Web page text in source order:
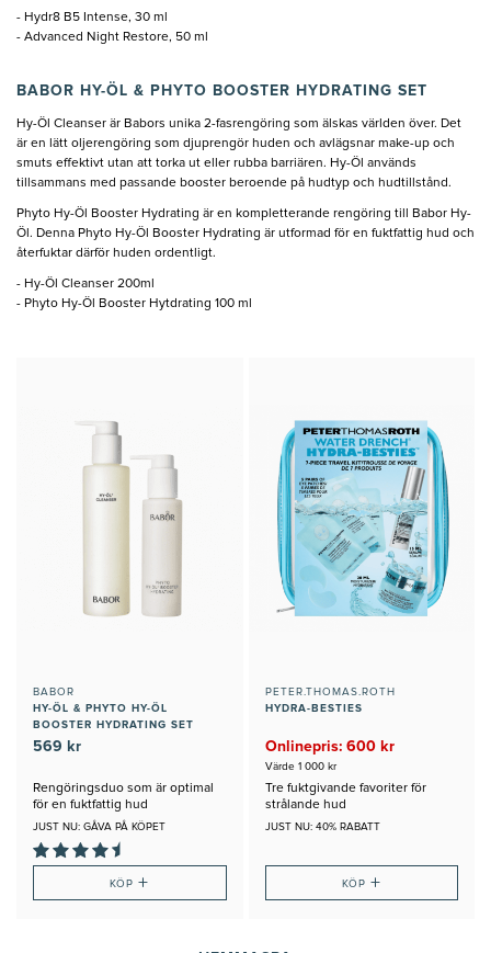
- Hydr8 B5 Intense, 30 ml
- Advanced Night Restore, 50 ml
BABOR HY-ÖL & PHYTO BOOSTER HYDRATING SET
Hy-Öl Cleanser är Babors unika 2-fasrengöring som älskas världen över. Det
är en lätt oljerengöring som djuprengör huden och avlägsnar make-up och
smuts effektivt utan att torka ut eller rubba barriären. Hy-Öl används
tillsammans med passande booster beroende på hudtyp och hudtillstånd.
Phyto Hy-Öl Booster Hydrating är en kompletterande rengöring till Babor Hy-
Öl. Denna Phyto Hy-Öl Booster Hydrating är utformad för en fuktfattig hud och
återfuktar därför huden ordentligt.
- Hy-Öl Cleanser 200ml
- Phyto Hy-Öl Booster Hytdrating 100 ml
BABOR
HY-ÖL & PHYTO HY-ÖL
BOOSTER HYDRATING SET
569 kr
Rengöringsduo som är optimal
för en fuktfattig hud
JUST NU: GÅVA PÅ KÖPET
KÖP+
PETER.THOMAS.ROTH
HYDRA-BESTIES
Onlinepris: 600 kr
Värde 1 000 kr
Tre fuktgivande favoriter för
strålande hud
JUST NU: 40% RABATT
KÖP +